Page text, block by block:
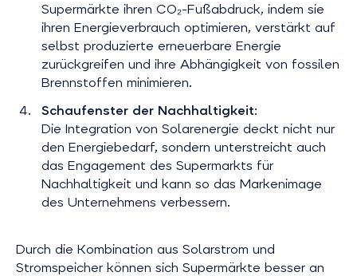
Supermärkte ihren CO₂-Fußabdruck, indem sie
ihren Energieverbrauch optimieren, verstärkt auf
selbst produzierte erneuerbare Energie
zurückgreifen und ihre Abhängigkeit von fossilen
Brennstoffen minimieren.
Schaufenster der Nachhaltigkeit:
Die Integration von Solarenergie deckt nicht nur
den Energiebedarf, sondern unterstreicht auch
das Engagement des Supermarkts für
Nachhaltigkeit und kann so das Markenimage
des Unternehmens verbessern.
Durch die Kombination aus Solarstrom und
Stromspeicher können sich Supermärkte besser an